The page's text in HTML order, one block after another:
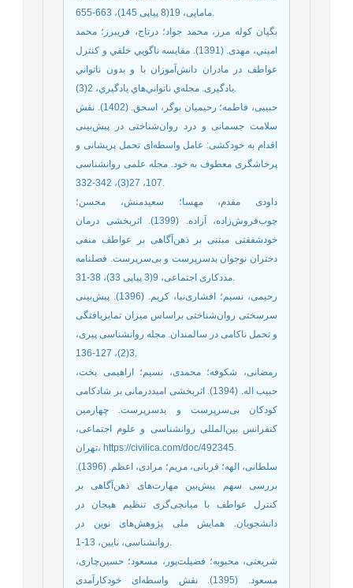
مامایی، 19(8 پیاپی 145)، 663-655.
ﺑﮕﻴﺎن ﻛﻮﻟﻪ ﻣﺮز، ﻣﺤﻤﺪ ﺟﻮاد؛ درﺗﺎج، ﻓﺮﻳﺒﺮز؛ ﻣﺤﻤﺪ
اﻣﻴﻨﻲ، مهدی. (1391). ﻣﻘﺎﻳﺴﻪ ﻧﺎﮔﻮﻳﻲ ﺧﻠﻘﻲ و ﻛﻨﺘﺮل
ﻋﻮاﻃﻒ در ﻣﺎدران داﻧﺶآﻣﻮزان ﺑﺎ و ﺑﺪون ﻧﺎﺗﻮاﻧﻲ
ﻳﺎدﮔﻴﺮی. ﻣﺠﻠﻪي ﻧﺎﺗﻮاﻧﻲﻫﺎي ﻳﺎدﮔﻴﺮي، 2(3).
حبیبی، فاطمه؛ رحیمیان بوگر، اسحق. (1402). نقش
سلامت جسمانی و درد روان‌شناختی در پیش‌بینی
اقدام به خودکشی: عامل واسطه‌‌ای تحمل پریشانی و
پرخاشگری معطوف به خود. مجله علمی روانشناسی
107، 27(3)، 342-332.
داودی مقدم، مهسا؛ سعیدمنش، محسن؛
چوب‌‌فروش‌‌زاده، آزاده. (1399). اثربخشی درمان
خودشفقتی مبتنی بر ذهن‌‌آگاهی بر عواطف منفی
دختران نوجوان بدسرپرست و بی‌‌سرپرست. فصلنامه
مددکاری اجتماعی، 9(3 پیاپی 33)، 38-31.
رحیمی، نسیم؛ افشاری‌نیا، کریم. (1396). پیش‌بینی
سرسختی روان‌شناختی براساس میزان تمایزیافتگی
و تحمل ناکامی در سالمندان. مجله روانشناسی پیری،
3(2)، 127-136.
رمضانی، شکوفه؛ محمدی، نسیم؛ اراهیمی بخت،
حبیب اله. (1394). اثربخشی امیددرمانی بر شادکامی
کودکان بی‌‌سرپرست و بدسرپرست. چهارمین
کنفرانس بین‌‌المللی روانشناسی و علوم اجتماعی،
تهران، https://civilica.com/doc/492345.
سلطانی، الهه؛ قربانی، مریم؛ مرادی، اعظم. (1396).
بررسی سهم پیش‌بین مهارت‌های ذهن‌آگاهی بر
کنترل عواطف با میانجی‌گری تنظیم هیجان در
دانشجویان. همایش ملی پژوهش‌های نوین در
روانشناسی، نایین، 13-1.
شریعتی، محبوبه؛ فضیلت‌‌پور، مسعود؛ حسین‌‌چاری،
مسعود. (1395). نقش واسطه‌‌ای خودکارآمدی